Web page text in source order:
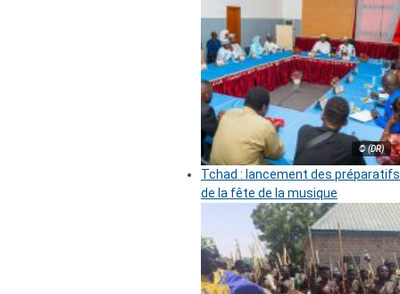
© (DR)
Tchad : lancement des préparatifs
de la fête de la musique